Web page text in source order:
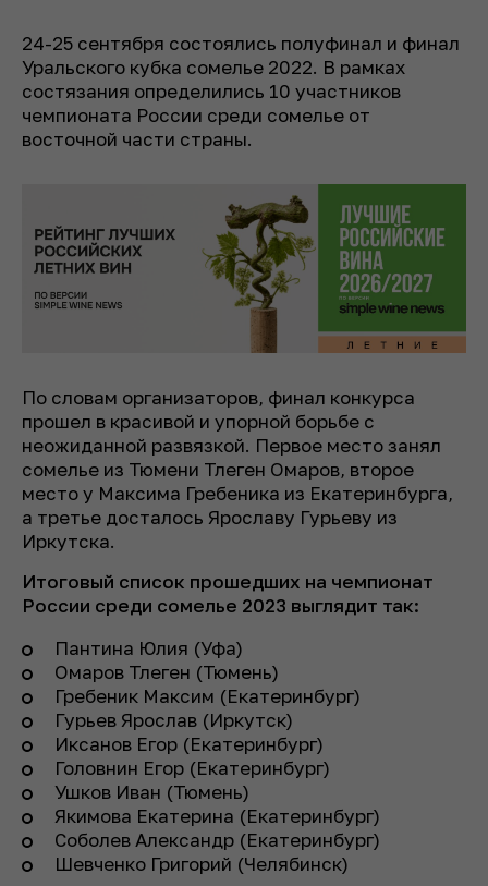
24-25 сентября состоялись полуфинал и финал
Уральского кубка сомелье 2022. В рамках
состязания определились 10 участников
чемпионата России среди сомелье от
восточной части страны.
По словам организаторов, финал конкурса
прошел в красивой и упорной борьбе с
неожиданной развязкой. Первое место занял
сомелье из Тюмени Тлеген Омаров, второе
место у Максима Гребеника из Екатеринбурга,
а третье досталось Ярославу Гурьеву из
Иркутска.
Итоговый список прошедших на чемпионат
России среди сомелье 2023 выглядит так:
Пантина Юлия (Уфа)
Омаров Тлеген (Тюмень)
Гребеник Максим (Екатеринбург)
Гурьев Ярослав (Иркутск)
Иксанов Егор (Екатеринбург)
Головнин Егор (Екатеринбург)
Ушков Иван (Тюмень)
Якимова Екатерина (Екатеринбург)
Соболев Александр (Екатеринбург)
Шевченко Григорий (Челябинск)